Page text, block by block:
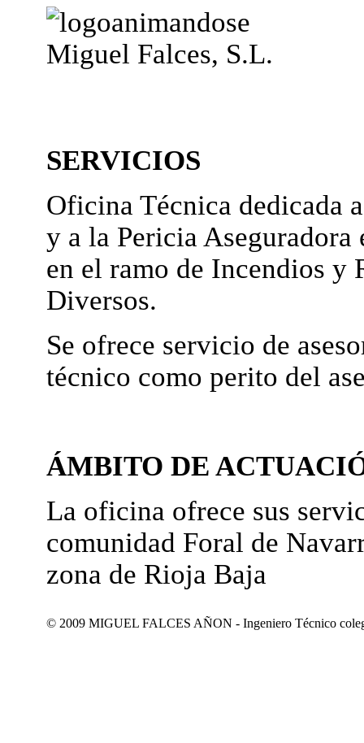
Miguel Falces, S.L.
SERVICIOS
Oficina Técnica dedicada
y a la Pericia Aseguradora
en el ramo de Incendios y
Diversos.
Se ofrece servicio de
técnico como perito del
ÁMBITO DE
La oficina ofrece sus
comunidad Foral de
zona de Rioja Baja
© 2009 MIGUEL FALCES AÑON - Ingeniero Técnico